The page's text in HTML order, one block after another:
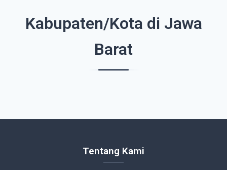
Kabupaten/Kota di Jawa
Barat
Tentang Kami